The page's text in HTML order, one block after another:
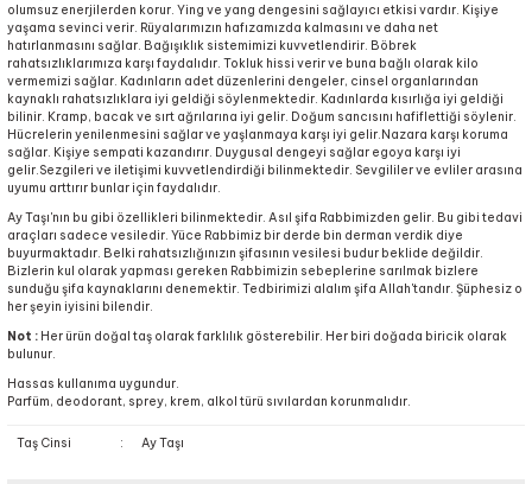
olumsuz enerjilerden korur. Ying ve yang dengesini sağlayıcı etkisi vardır. Kişiye
yaşama sevinci verir. Rüyalarımızın hafızamızda kalmasını ve daha net
hatırlanmasını sağlar. Bağışıklık sistemimizi kuvvetlendirir. Böbrek
rahatsızlıklarımıza karşı faydalıdır. Tokluk hissi verir ve buna bağlı olarak kilo
vermemizi sağlar. Kadınların adet düzenlerini dengeler, cinsel organlarından
kaynaklı rahatsızlıklara iyi geldiği söylenmektedir. Kadınlarda kısırlığa iyi geldiği
bilinir. Kramp, bacak ve sırt ağrılarına iyi gelir. Doğum sancısını hafiflettiği söylenir.
Hücrelerin yenilenmesini sağlar ve yaşlanmaya karşı iyi gelir.Nazara karşı koruma
sağlar. Kişiye sempati kazandırır. Duygusal dengeyi sağlar egoya karşı iyi
gelir.Sezgileri ve iletişimi kuvvetlendirdiği bilinmektedir. Sevgililer ve evliler arasına
uyumu arttırır bunlar için faydalıdır.
Ay Taşı'nın bu gibi özellikleri bilinmektedir. Asıl şifa Rabbimizden gelir. Bu gibi tedavi
araçları sadece vesiledir. Yüce Rabbimiz bir derde bin derman verdik diye
buyurmaktadır. Belki rahatsızlığınızın şifasının vesilesi budur beklide değildir.
Bizlerin kul olarak yapması gereken Rabbimizin sebeplerine sarılmak bizlere
sunduğu şifa kaynaklarını denemektir. Tedbirimizi alalım şifa Allah'tandır. Şüphesiz o
her şeyin iyisini bilendir.
Not : Her ürün doğal taş olarak farklılık gösterebilir. Her biri doğada biricik olarak
bulunur.
Hassas kullanıma uygundur.
Parfüm, deodorant, sprey, krem, alkol türü sıvılardan korunmalıdır.
Taş Cinsi : Ay Taşı